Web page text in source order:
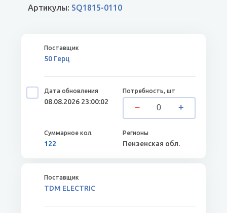
Артикулы: SQ1815-0110
50 Герц
08.08.2026 23:00:02
122 Пензенская обл.
TDM ELECTRIC